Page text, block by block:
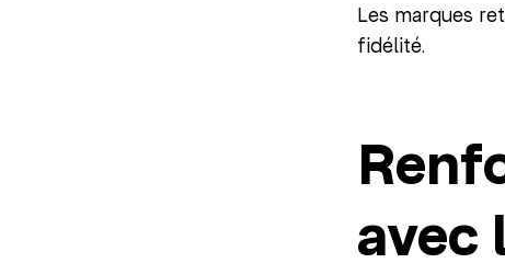
Les marques
fidélité.
avec